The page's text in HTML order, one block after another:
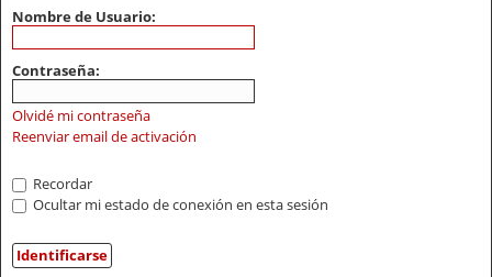
Nombre de Usuario:
Contraseña:
Olvidé mi contraseña
Reenviar email de activación
Recordar
Ocultar mi estado de conexión en esta sesión